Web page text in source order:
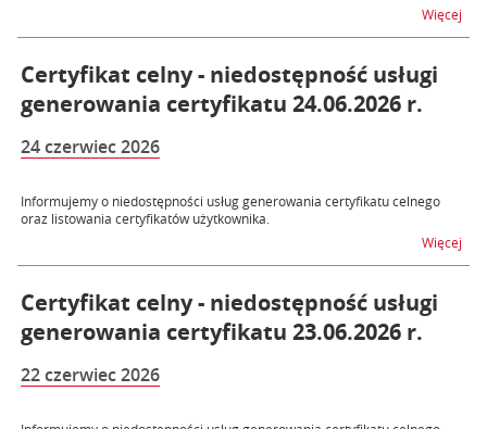
Więcej
Certyfikat celny - niedostępność usługi
generowania certyfikatu 24.06.2026 r.
24 czerwiec 2026
Informujemy o niedostępności usług generowania certyfikatu celnego
oraz listowania certyfikatów użytkownika.
Więcej
Certyfikat celny - niedostępność usługi
generowania certyfikatu 23.06.2026 r.
22 czerwiec 2026